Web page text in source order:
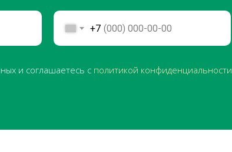
+7
и соглашаетесь с политикой конфиденциальности